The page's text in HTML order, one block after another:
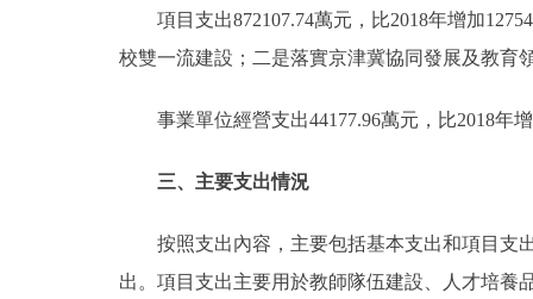
項目支出872107.74萬元，比2018年增加
校雙一流建設；二是落實京津冀協同發展及教育
事業單位經營支出44177.96萬元，比2018年增
三、主要支出情況
按照支出內容，主要包括基本支出和項目支出
出。項目支出主要用於教師隊伍建設、人才培養